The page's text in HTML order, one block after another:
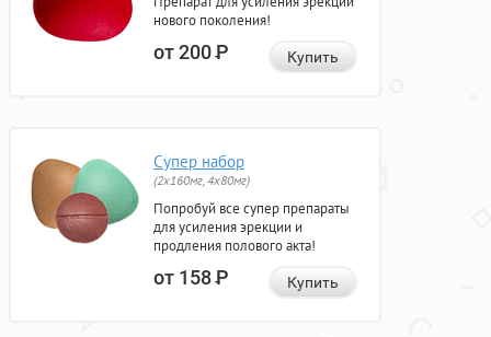
нового поколения!
от 200Р Купить
Супер набор
(2х160мг, 4х80мг)
Попробуй все супер препараты
для усиления эрекции и
продления полового акта!
от 158Р Купить